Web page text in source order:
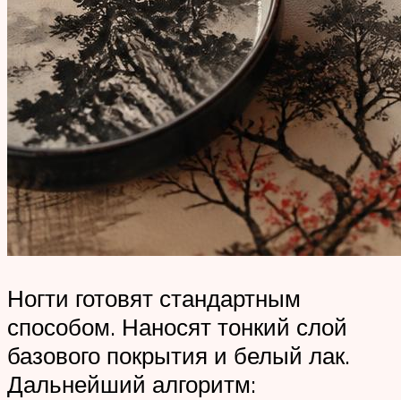
Ногти готовят стандартным
способом. Наносят тонкий слой
базового покрытия и белый лак.
Дальнейший алгоритм: